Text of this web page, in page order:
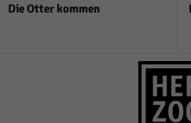
Die Otter kommen